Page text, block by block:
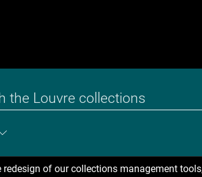
redesign of our collections management